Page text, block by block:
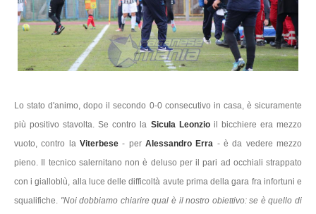
Lo stato d'animo, dopo il secondo 0-0 consecutivo in casa, è sicuramente
più positivo stavolta. Se contro la Sicula Leonzioil bicchiere era mezzo
vuoto, contro la Viterbese- perAlessandro Erra - è da vedere mezzo
pieno. Il tecnico salernitano non è deluso per il pari ad occhiali strappato
con i gialloblù, alla luce delle difficoltà avute prima della gara fra infortuni e
squalifiche. "Noi dobbiamo chiarire qual è il nostro obiettivo: se è quello di